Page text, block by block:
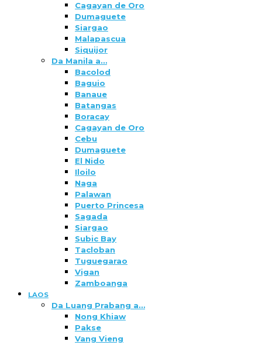
Cagayan de Oro
Dumaguete
Siargao
Malapascua
Siquijor
Da Manila a…
Bacolod
Baguio
Banaue
Batangas
Boracay
Cagayan de Oro
Cebu
Dumaguete
El Nido
Iloilo
Naga
Palawan
Puerto Princesa
Sagada
Siargao
Subic Bay
Tacloban
Tuguegarao
Vigan
Zamboanga
LAOS
Da Luang Prabang a…
Nong Khiaw
Pakse
Vang Vieng